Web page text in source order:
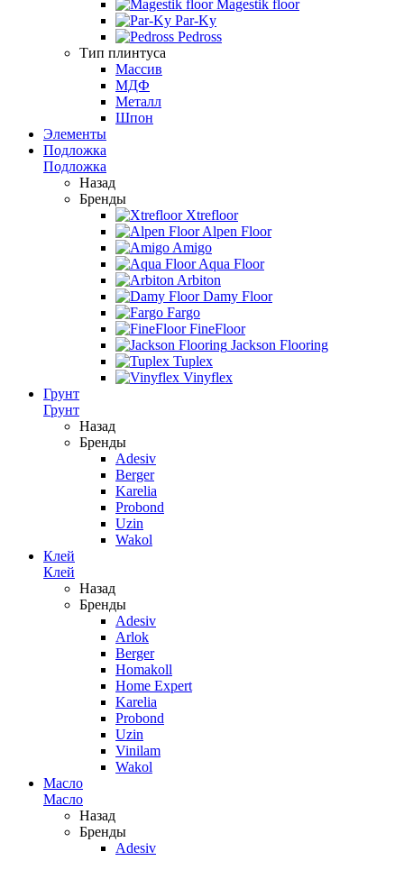
Magestik floor
Par-Ky
Pedross
Тип плинтуса
Массив
МДФ
Металл
Шпон
Элементы
Подложка
Подложка
Назад
Бренды
Xtrefloor
Alpen Floor
Amigo
Aqua Floor
Arbiton
Damy Floor
Fargo
FineFloor
Jackson Flooring
Tuplex
Vinyflex
Грунт
Грунт
Назад
Бренды
Adesiv
Berger
Karelia
Probond
Uzin
Wakol
Клей
Клей
Назад
Бренды
Adesiv
Arlok
Berger
Homakoll
Home Expert
Karelia
Probond
Uzin
Vinilam
Wakol
Масло
Масло
Назад
Бренды
Adesiv